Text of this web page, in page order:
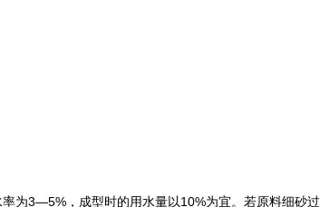
为3—5%，成型时的用水量以10%为宜。若原料细砂过